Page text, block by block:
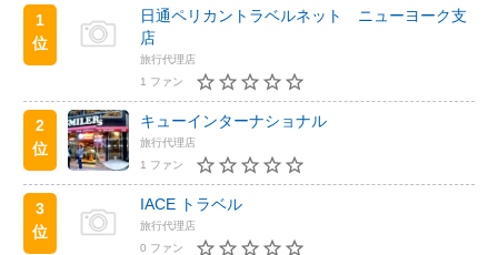
1
位
日通ペリカントラベルネット ニューヨーク支
店
旅行代理店
1 ファン
2
位
キューインターナショナル
旅行代理店
1 ファン
3
位
IACE トラベル
旅行代理店
0 ファン